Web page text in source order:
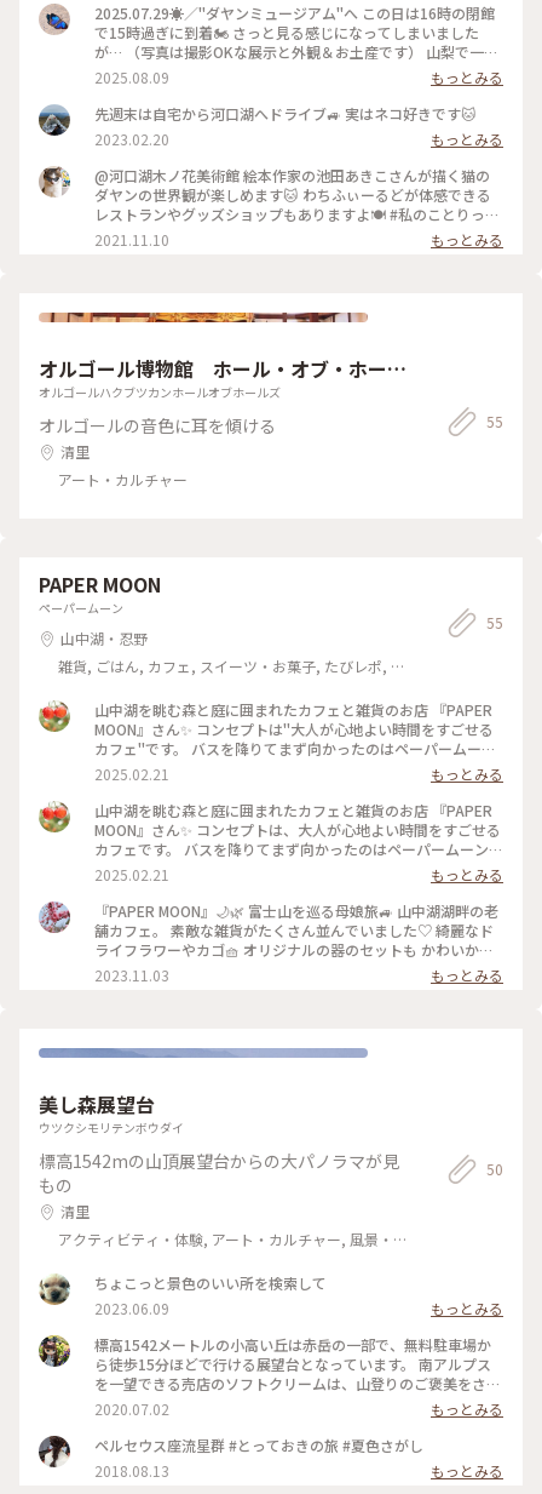
2025.07.29☀️／"ダヤンミュージアム"へ この日は16時の閉館
で15時過ぎに到着🏍️ さっと見る感じになってしまいました
が… （写真は撮影OKな展示と外観＆お土産です） 山梨で一度
行ってみたかった場所✨ ステキな原画を沢山見ることができま
した🐈‍⬛ 向こうに富士山も見える快晴の日☀️ 昼間はやはり強
い日射しでとても暑く… 駐車場の🚙日影で野良猫もとけていま
した🐈(^^;; #ゆるり夏時間 #ダヤンミュージアム #河口湖木ノ
花美術館 #池田あきこ さん #猫のダヤン #わちふぃーるど
2025.08.09
もっとみる
先週末は自宅から河口湖へドライブ🚙 実はネコ好きです🐱
2023.02.20
もっとみる
@河口湖木ノ花美術館 絵本作家の池田あきこさんが描く猫の
ダヤンの世界観が楽しめます🐱 わちふぃーるどが体感できる
レストランやグッズショップもありますよ🍽 #私のことりっぷ
2021.11.10 もっとみる
オルゴール博物館 ホール・オブ・ホール
ズ
オルゴールハクブツカンホールオブホールズ
オルゴールの音色に耳を傾ける
清里
アート・カルチャー
55
PAPER MOON
ペーパームーン
山中湖・忍野
雑貨, ごはん, カフェ, スイーツ・お菓子, たびレポ, 風
55
山中湖を眺む森と庭に囲まれたカフェと雑貨のお店 『PAPER
MOON』さん✨ コンセプトは"大人が心地よい時間をすごせる
カフェ"です。 バスを降りてまず向かったのはペーパームーン
さんでした♡ 暖かかったのでテラス席でいただきました。 こ
の位置からは、富士山は見えないのですが 山中湖をのんびり
眺めながら、 お昼ご飯代わりのケーキを2個いただきました。
✳︎アップルパイ ✳︎マカデミアナッツのカスタードパイ←私 ✳︎パ
ンプキンプリン ✳︎バナナカスタードパイ←友人 （溶けてるよ
うに見えるのはソースです） お昼代わりといえども、大きな
ケーキを2個食べれるか心配でしたが 美味しくてペロリ完食！
もう一個いけたかも（笑） アップルパイは、熱冷コンビで嬉
しかったです。 店内の雑貨も可愛くて、待ち時間も素敵に過ご
せました ♪ ・ （おまけの5枚目） 富士山の日（2月23日）に
行われるアイスキャンドルに 行きたかったのですが宿が取れ
ず💦 こちらは諦め、1週間予定を早め ダイアモンド富士を見に
中へ😶‍🌫️ 5分前になっても富士山のふの字も見えないので諦め
む直前に、パカンと雲が割れ 富士山の頭が顔を出すという奇
跡（笑） 少し移動してしまったので、少しズレましたが、 薄
雲越しの太陽の光が富士山に沈んでいくのを少しだけ見れまし
た🗻 ダイヤモンド富士とは言えませんが なんだか楽しい時間
となりました😂 #PAPERMOON #ペーパームーン #お土産はガ
2025.02.21
もっとみる
山中湖を眺む森と庭に囲まれたカフェと雑貨のお店 『PAPER
MOON』さん✨ コンセプトは、大人が心地よい時間をすごせる
カフェです。 バスを降りてまず向かったのはペーパームーンさ
んでした♡ 暖かかったのでテラス席でいただきました。 この
位置からは、富士山は見えないのですが 山中湖をのんびり眺
めながら、 お昼ご飯代わりのケーキを2個いただきました。 ✳︎
アップルパイ ✳︎マカデミアナッツのカスタードパイ←私 ✳︎パン
プキンプリン ✳︎バナナカスタードパイ←友人 （溶けてるよう
に見えるのはソースです） お昼代わりといえども、大きなケ
ーキを2個食べれるか心配でしたが 美味しくてペロリ完食！も
われるアイスキャンドルに 行きたかったのですが宿が取れず
ら」のダイアモンド富士を見に行きました。 この日は、お天
気は曇り☁️ それでも富士山がずっと綺麗に見えていて、 ダイ
ヤモンド富士を楽しみにしていたのですが、 ダイヤモンド富
士30分前に富士山はどっぷり雲の中へ😶‍🌫️ 5分前になっても富士
山のふの字も見えないので諦め 宿に向かい歩きはじめまし
ったので、少しズレましたが、 薄雲越しの太陽の光が富士山
は言えませんが、なんだか楽しい時間となりました😂 #PAPER
MOON #ペーパームーン #山中湖 #カフェ #富士山 #山梨
2025.02.21
もっとみる
『PAPER MOON』🌙🌿 富士山を巡る母娘旅🚙 山中湖湖畔の老
舗カフェ。 素敵な雑貨がたくさん並んでいました♡ 綺麗なド
ライフラワーやカゴ🧺 オリジナルの器のセットも かわいかっ
たです🫖 ペーパームーンのカトラリーと ティッシュカバーを
買ってしまいました✨💕 お店を出る頃はすっかり陽が落ちて
#美しい町 #富士山を巡る母娘旅 #母娘旅 #カフェ
#山中湖 #富士山 #富士山ドライブ #ドライブ #ことりっぷ富士
山 #山梨県
2023.11.03 もっとみる
美し森展望台
ウツクシモリテンボウダイ
標高1542mの山頂展望台からの大パノラマが見
もの
清里
アクティビティ・体験, アート・カルチャー, 風景・景
50
ちょこっと景色のいい所を検索して
2023.06.09
もっとみる
標高1542メートルの小高い丘は赤岳の一部で、無料駐車場か
ら徒歩15分ほどで行ける展望台となっています。 南アルプス
を一望できる売店のソフトクリームは、山登りのご褒美をさし
ひいても美味しい。 練乳感がありながらサラッとした私好み
のソフトクリームです。 ジャージー牛乳を使った本格派ながら
¥250も うれしく、NHK出版『旅の過ごし方』で日本一 おいし
色 #展望台 #美し森 #清里 #ソフトクリーム
2020.07.02
もっとみる
ペルセウス座流星群 #とっておきの旅 #夏色さがし
2018.08.13
もっとみる